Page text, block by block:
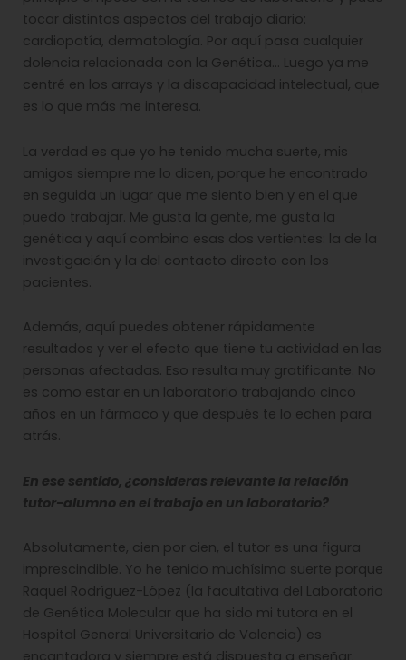
tocar distintos aspectos del trabajo diario:
cardiopatía, dermatología. Por aquí pasa cualquier
dolencia relacionada con la Genética… Luego ya me
centré en los arrays y la discapacidad intelectual, que
es lo que más me interesa.
La verdad es que yo he tenido mucha suerte, mis
amigos siempre me lo dicen, porque he encontrado
en seguida un lugar que me siento bien y en el que
puedo trabajar. Me gusta la gente, me gusta la
genética y aquí combino esas dos vertientes: la de la
investigación y la del contacto directo con los
pacientes.
Además, aquí puedes obtener rápidamente
resultados y ver el efecto que tiene tu actividad en las
personas afectadas. Eso resulta muy gratificante. No
es como estar en un laboratorio trabajando cinco
años en un fármaco y que después te lo echen para
atrás.
En ese sentido, ¿consideras relevante la relación
tutor-alumno en el trabajo en un laboratorio?
Absolutamente, cien por cien, el tutor es una figura
imprescindible. Yo he tenido muchísima suerte porque
Raquel Rodríguez-López (la facultativa del Laboratorio
de Genética Molecular que ha sido mi tutora en el
Hospital General Universitario de Valencia) es